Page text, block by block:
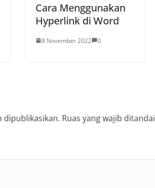
Cara Menggunakan
Hyperlink di Word
8 November 2022 0
dipublikasikan. Ruas yang wajib ditandai